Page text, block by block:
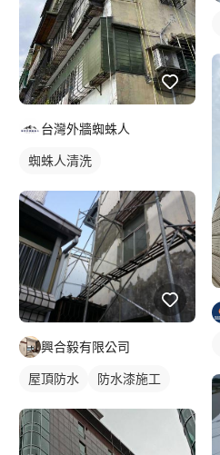
台灣外牆蜘蛛人
蜘蛛人清洗
興合毅有限公司
屋頂防水 防水漆施工